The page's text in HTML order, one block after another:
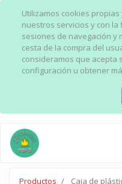
Utilizamos cookies
nuestros servicios y con
sesiones de navegación y
cesta de la compra del
consideramos que acepta
configuración u obtener
Productos Caja de